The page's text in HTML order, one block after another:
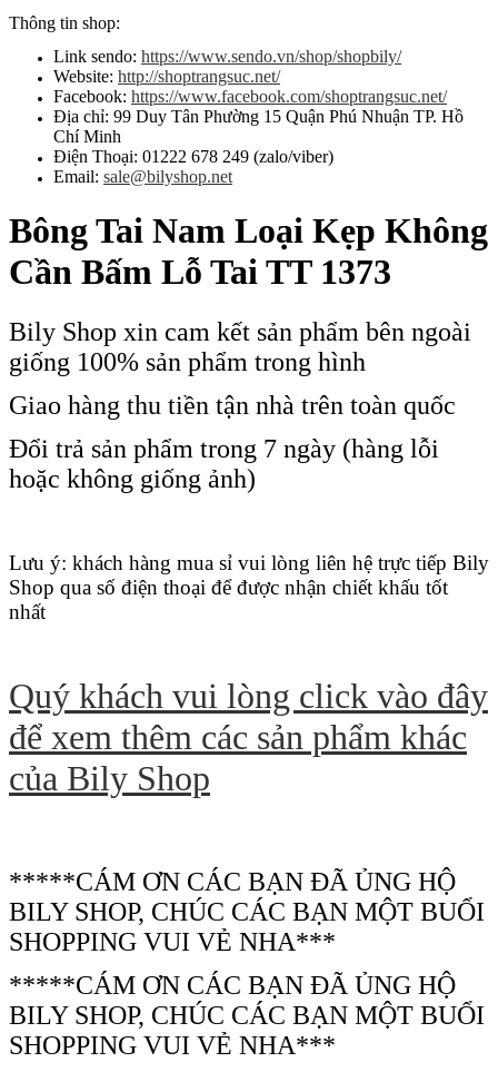
Thông tin shop:
Link sendo: https://www.sendo.vn/shop/shopbily/
Website: http://shoptrangsuc.net/
Facebook: https://www.facebook.com/shoptrangsuc.net/
Địa chỉ: 99 Duy Tân Phường 15 Quận Phú Nhuận TP. Hồ
Chí Minh
Điện Thoại: 01222 678 249 (zalo/viber)
Email: sale@bilyshop.net
Bông Tai Nam Loại Kẹp Không
Cần Bấm Lỗ Tai TT 1373
Bily Shop xin cam kết sản phẩm bên ngoài
giống 100% sản phẩm trong hình
Giao hàng thu tiền tận nhà trên toàn quốc
Đổi trả sản phẩm trong 7 ngày (hàng lỗi
hoặc không giống ảnh)
Lưu ý: khách hàng mua sỉ vui lòng liên hệ trực tiếp Bily
Shop qua số điện thoại để được nhận chiết khấu tốt
nhất
Quý khách vui lòng click vào đây
để xem thêm các sản phẩm khác
của Bily Shop
*****CÁM ƠN CÁC BẠN ĐÃ ỦNG HỘ
BILY SHOP, CHÚC CÁC BẠN MỘT BUỔI
SHOPPING VUI VẺ NHA***
*****CÁM ƠN CÁC BẠN ĐÃ ỦNG HỘ
BILY SHOP, CHÚC CÁC BẠN MỘT BUỔI
SHOPPING VUI VẺ NHA***